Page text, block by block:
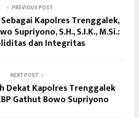
PREVIOUS POST
Kapolres Trenggalek,
Supriyono, S.H., S.I.K., M.Si.:
dan Integritas
NEXT POST
Dekat Kapolres Trenggalek
Gathut Bowo Supriyono